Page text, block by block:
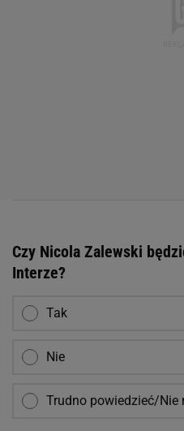
Czy Nicola Zalewski
Interze?
Tak
Nie
Trudno powiedzieć/Nie